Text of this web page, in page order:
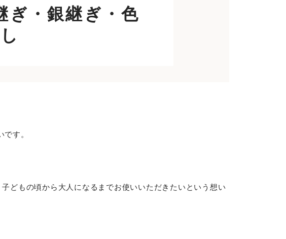
ぎ・銀継ぎ・色
す。
どもの頃から大人になるまでお使いいただきたいという想い